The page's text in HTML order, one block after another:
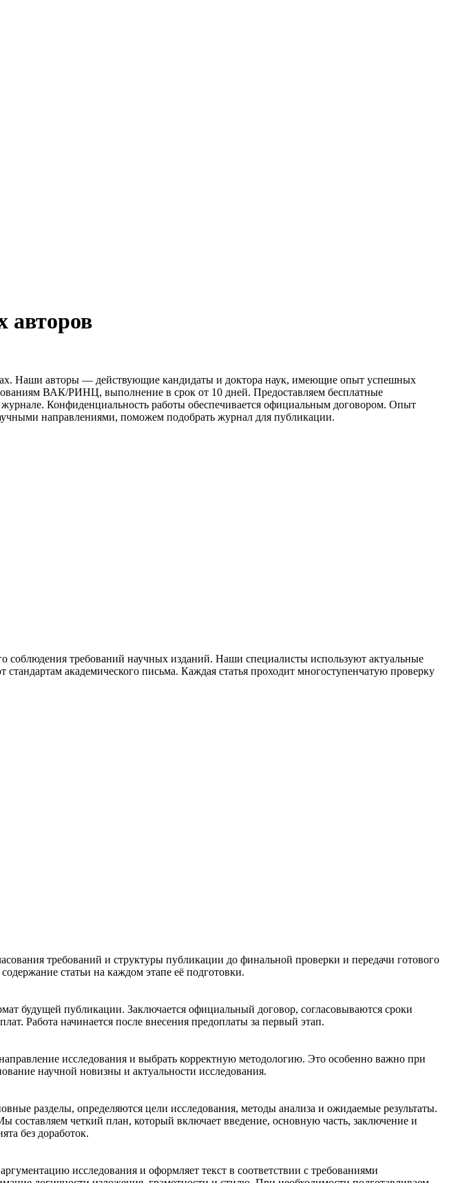
авторов
Наши авторы — действующие кандидаты и доктора наук, имеющие опыт успешных
ВАК/РИНЦ, выполнение в срок от 10 дней. Предоставляем бесплатные
Конфиденциальность работы обеспечивается официальным договором. Опыт
направлениями, поможем подобрать журнал для публикации.
соблюдения требований научных изданий. Наши специалисты используют актуальные
академического письма. Каждая статья проходит многоступенчатую проверку
требований и структуры публикации до финальной проверки и передачи готового
статьи на каждом этапе её подготовки.
будущей публикации. Заключается официальный договор, согласовываются сроки
Работа начинается после внесения предоплаты за первый этап.
исследования и выбрать корректную методологию. Это особенно важно при
научной новизны и актуальности исследования.
разделы, определяются цели исследования, методы анализа и ожидаемые результаты.
составляем четкий план, который включает введение, основную часть, заключение и
без доработок.
исследования и оформляет текст в соответствии с требованиями